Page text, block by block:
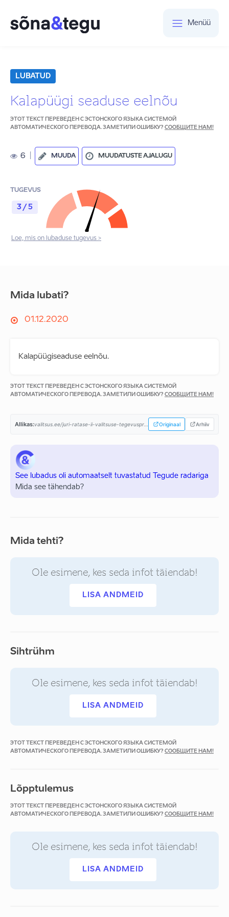
Menüü
LUBATUD
Kalapüügi seaduse eelnõu
ЭТОТ ТЕКСТ ПЕРЕВЕДЕН С ЭСТОНСКОГО ЯЗЫКА СИСТЕМОЙ
АВТОМАТИЧЕСКОГО ПЕРЕВОДА. ЗАМЕТИЛИ ОШИБКУ? СООБЩИТЕ НАМ!
6 MUUDA MUUDATUSTE AJALUGU
TUGEVUS
3 / 5
Loe, mis on lubaduse tugevus >
Mida lubati?
01.12.2020
Kalapüügiseaduse eelnõu.
ЭТОТ ТЕКСТ ПЕРЕВЕДЕН С ЭСТОНСКОГО ЯЗЫКА СИСТЕМОЙ
АВТОМАТИЧЕСКОГО ПЕРЕВОДА. ЗАМЕТИЛИ ОШИБКУ? СООБЩИТЕ НАМ!
Allikas: Originaal Arhiiv
See lubadus oli automaatselt tuvastatud Tegude radariga
Mida see tähendab?
Mida tehti?
Ole esimene, kes seda infot täiendab!
LISA ANDMEID
Sihtrühm
Ole esimene, kes seda infot täiendab!
LISA ANDMEID
ЭТОТ ТЕКСТ ПЕРЕВЕДЕН С ЭСТОНСКОГО ЯЗЫКА СИСТЕМОЙ
АВТОМАТИЧЕСКОГО ПЕРЕВОДА. ЗАМЕТИЛИ ОШИБКУ? СООБЩИТЕ НАМ!
Lõpptulemus
ЭТОТ ТЕКСТ ПЕРЕВЕДЕН С ЭСТОНСКОГО ЯЗЫКА СИСТЕМОЙ
АВТОМАТИЧЕСКОГО ПЕРЕВОДА. ЗАМЕТИЛИ ОШИБКУ? СООБЩИТЕ НАМ!
Ole esimene, kes seda infot täiendab!
LISA ANDMEID